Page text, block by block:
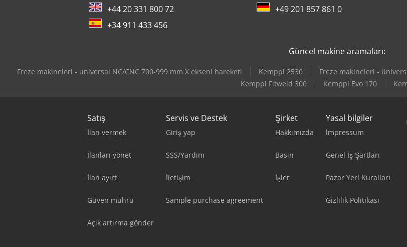
+44 20 331 800 72 +49 201 857 861 0
+34 911 433 456
Güncel makine aramaları:
Freze makineleri - universal NC/CNC 700-999 mm X ekseni hareketi Kemppi 2530 Freze makineleri -
Kemppi Fitweld 300
Kemppi Evo 170
Satış
İlan vermek
İlanları yönet
İlan ayırt
Güven mührü
Açık artırma gönder
Servis ve Destek
Giriş yap
SSS/Yardım
İletişim
Sample purchase agreement
Şirket
Hakkımızda
Basın
İşler
Yasal bilgiler
İmpressum
Genel İş Şartları
Pazar Yeri Kuralları
Gizlilik Politikası